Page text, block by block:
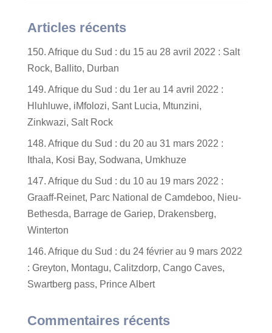
Articles récents
150. Afrique du Sud : du 15 au 28 avril 2022 : Salt
Rock, Ballito, Durban
149. Afrique du Sud : du 1er au 14 avril 2022 :
Hluhluwe, iMfolozi, Sant Lucia, Mtunzini,
Zinkwazi, Salt Rock
148. Afrique du Sud : du 20 au 31 mars 2022 :
Ithala, Kosi Bay, Sodwana, Umkhuze
147. Afrique du Sud : du 10 au 19 mars 2022 :
Graaff-Reinet, Parc National de Camdeboo, Nieu-
Bethesda, Barrage de Gariep, Drakensberg,
Winterton
146. Afrique du Sud : du 24 février au 9 mars 2022
: Greyton, Montagu, Calitzdorp, Cango Caves,
Swartberg pass, Prince Albert
Commentaires récents